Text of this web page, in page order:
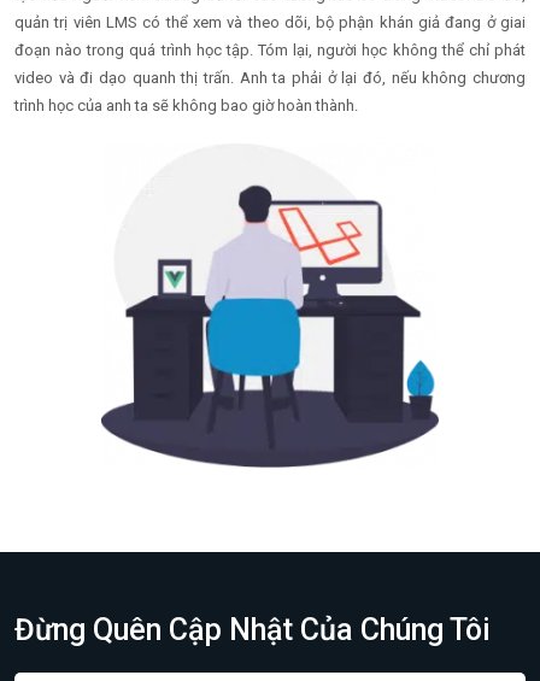
quản trị viên LMS có thể xem và theo dõi, bộ phận khán giả đang ở giai
đoạn nào trong quá trình học tập. Tóm lại, người học không thể chỉ phát
video và đi dạo quanh thị trấn. Anh ta phải ở lại đó, nếu không chương
trình học của anh ta sẽ không bao giờ hoàn thành.
Đừng Quên Cập Nhật Của Chúng Tôi